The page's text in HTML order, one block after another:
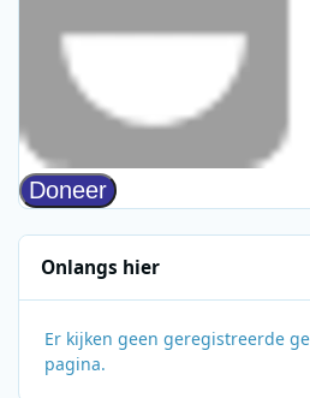
Onlangs hier
Er kijken geen geregistreerde
pagina.